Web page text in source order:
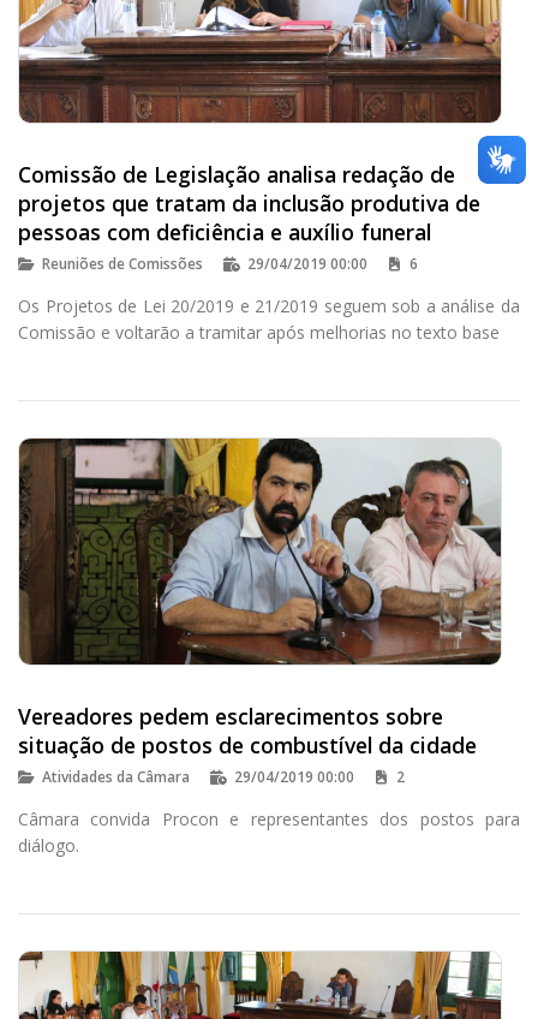
Comissão de Legislação analisa redação de
projetos que tratam da inclusão produtiva de
pessoas com deficiência e auxílio funeral
Reuniões de Comissões 29/04/2019 00:00 6
Os Projetos de Lei 20/2019 e 21/2019 seguem sob a análise da
Comissão e voltarão a tramitar após melhorias no texto base
Vereadores pedem esclarecimentos sobre
situação de postos de combustível da cidade
Atividades da Câmara 29/04/2019 00:00 2
Câmara convida Procon e representantes dos postos para
diálogo.